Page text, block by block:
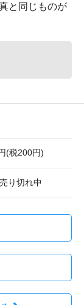
と同じものが
(税200円)
り切れ中